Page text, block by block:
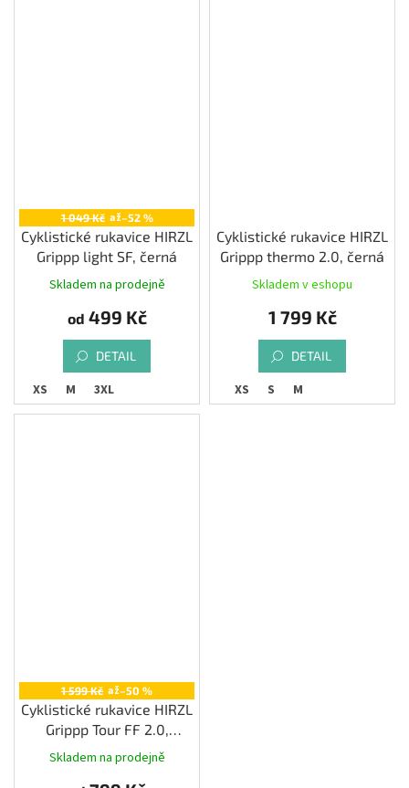
1 049 Kč až–52 %
Cyklistické rukavice HIRZL
Grippp light SF, černá
Skladem na prodejně
od 499 Kč
DETAIL
XS M 3XL
Cyklistické rukavice HIRZL
Grippp thermo 2.0, černá
Skladem v eshopu
1 799 Kč
DETAIL
XS S M
1 599 Kč až–50 %
Cyklistické rukavice HIRZL
Grippp Tour FF 2.0,
Skladem na prodejně